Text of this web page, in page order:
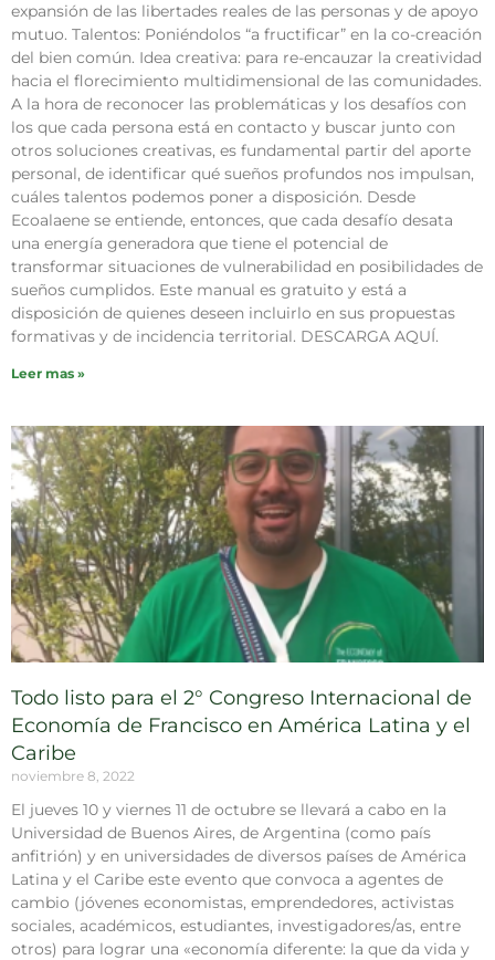
expansión de las libertades reales de las personas y de apoyo
mutuo. Talentos: Poniéndolos “a fructificar” en la co-creación
del bien común. Idea creativa: para re-encauzar la creatividad
hacia el florecimiento multidimensional de las comunidades.
A la hora de reconocer las problemáticas y los desafíos con
los que cada persona está en contacto y buscar junto con
otros soluciones creativas, es fundamental partir del aporte
personal, de identificar qué sueños profundos nos impulsan,
cuáles talentos podemos poner a disposición. Desde
Ecoalaene se entiende, entonces, que cada desafío desata
una energía generadora que tiene el potencial de
transformar situaciones de vulnerabilidad en posibilidades de
sueños cumplidos. Este manual es gratuito y está a
disposición de quienes deseen incluirlo en sus propuestas
formativas y de incidencia territorial. DESCARGA AQUÍ.
Leer mas »
Todo listo para el 2° Congreso Internacional de
Economía de Francisco en América Latina y el
Caribe
noviembre 8, 2022
El jueves 10 y viernes 11 de octubre se llevará a cabo en la
Universidad de Buenos Aires, de Argentina (como país
anfitrión) y en universidades de diversos países de América
Latina y el Caribe este evento que convoca a agentes de
cambio (jóvenes economistas, emprendedores, activistas
sociales, académicos, estudiantes, investigadores/as, entre
otros) para lograr una «economía diferente: la que da vida y